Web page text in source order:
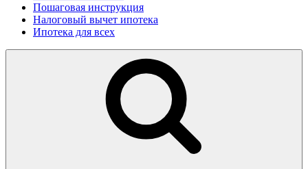
Пошаговая инструкция
Налоговый вычет ипотека
Ипотека для всех